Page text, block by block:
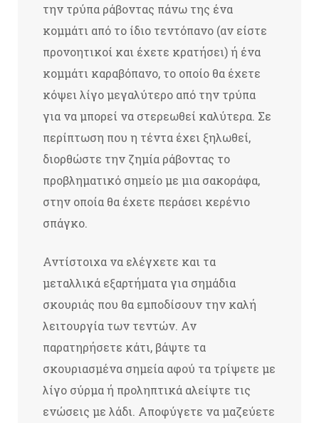
την τρύπα ράβοντας πάνω της ένα
κομμάτι από το ίδιο τεντόπανο (αν είστε
προνοητικοί και έχετε κρατήσει) ή ένα
κομμάτι καραβόπανο, το οποίο θα έχετε
κόψει λίγο μεγαλύτερο από την τρύπα
για να μπορεί να στερεωθεί καλύτερα. Σε
περίπτωση που η τέντα έχει ξηλωθεί,
διορθώστε την ζημία ράβοντας το
προβληματικό σημείο με μια σακοράφα,
στην οποία θα έχετε περάσει κερένιο
σπάγκο.
Αντίστοιχα να ελέγχετε και τα
μεταλλικά εξαρτήματα για σημάδια
σκουριάς που θα εμποδίσουν την καλή
λειτουργία των τεντών. Αν
παρατηρήσετε κάτι, βάψτε τα
σκουριασμένα σημεία αφού τα τρίψετε με
λίγο σύρμα ή προληπτικά αλείψτε τις
ενώσεις με λάδι. Αποφύγετε να μαζεύετε